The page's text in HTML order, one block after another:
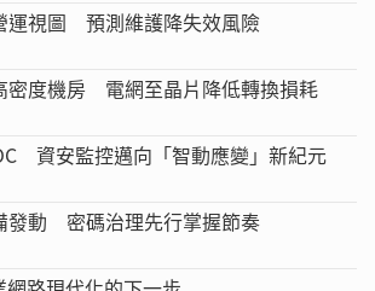
運視圖 預測維護降失效風險
密度機房 電網至晶片降低轉換損耗
資安監控邁向「智動應變」新紀元
發動 密碼治理先行掌握節奏